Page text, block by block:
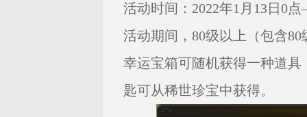
活动时间：2022年1月13日0
活动期间，80级以上（包含
幸运宝箱可随机获得一种道
匙可从稀世珍宝中获得。